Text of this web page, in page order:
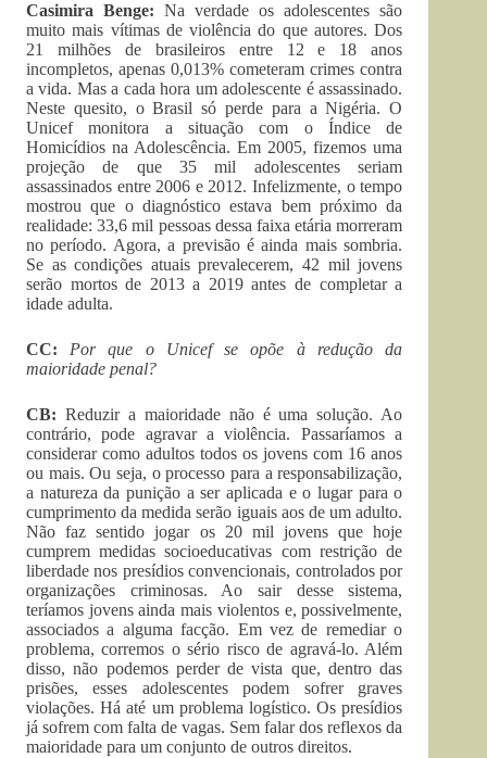
Casimira Benge: Na verdade os adolescentes são
muito mais vítimas de violência do que autores. Dos
21 milhões de brasileiros entre 12 e 18 anos
incompletos, apenas 0,013% cometeram crimes contra
a vida. Mas a cada hora um adolescente é assassinado.
Neste quesito, o Brasil só perde para a Nigéria. O
Unicef monitora a situação com o Índice de
Homicídios na Adolescência. Em 2005, fizemos uma
projeção de que 35 mil adolescentes seriam
assassinados entre 2006 e 2012. Infelizmente, o tempo
mostrou que o diagnóstico estava bem próximo da
realidade: 33,6 mil pessoas dessa faixa etária morreram
no período. Agora, a previsão é ainda mais sombria.
Se as condições atuais prevalecerem, 42 mil jovens
serão mortos de 2013 a 2019 antes de completar a
idade adulta.
CC:
Por que o Unicef se opõe à redução da
maioridade penal?
CB: Reduzir a maioridade não é uma solução. Ao
contrário, pode agravar a violência. Passaríamos a
considerar como adultos todos os jovens com 16 anos
ou mais. Ou seja, o processo para a responsabilização,
a natureza da punição a ser aplicada e o lugar para o
cumprimento da medida serão iguais aos de um adulto.
Não faz sentido jogar os 20 mil jovens que hoje
cumprem medidas socioeducativas com restrição de
liberdade nos presídios convencionais, controlados por
organizações criminosas. Ao sair desse sistema,
teríamos jovens ainda mais violentos e, possivelmente,
associados a alguma facção. Em vez de remediar o
problema, corremos o sério risco de agravá-lo. Além
disso, não podemos perder de vista que, dentro das
prisões, esses adolescentes podem sofrer graves
violações. Há até um problema logístico. Os presídios
já sofrem com falta de vagas. Sem falar dos reflexos da
maioridade para um conjunto de outros direitos.